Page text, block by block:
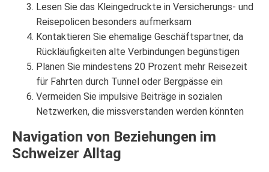
Lesen Sie das Kleingedruckte in Versicherungs- und
Reisepolicen besonders aufmerksam
Kontaktieren Sie ehemalige Geschäftspartner, da
Rückläufigkeiten alte Verbindungen begünstigen
Planen Sie mindestens 20 Prozent mehr Reisezeit
für Fahrten durch Tunnel oder Bergpässe ein
Vermeiden Sie impulsive Beiträge in sozialen
Netzwerken, die missverstanden werden könnten
Navigation von Beziehungen im
Schweizer Alltag